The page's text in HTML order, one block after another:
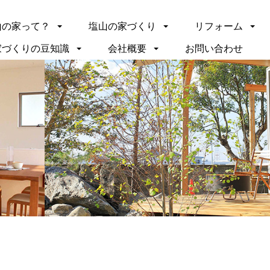
家って？ 塩山の家づくり
リフォーム
くりの豆知識
会社概要 お問い合わせ